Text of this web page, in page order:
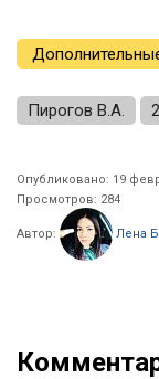
Пирогов В.А.
Опубликовано: 19
Просмотров: 284
Автор: Лена